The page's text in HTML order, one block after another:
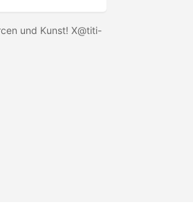
und Kunst! X@titi-